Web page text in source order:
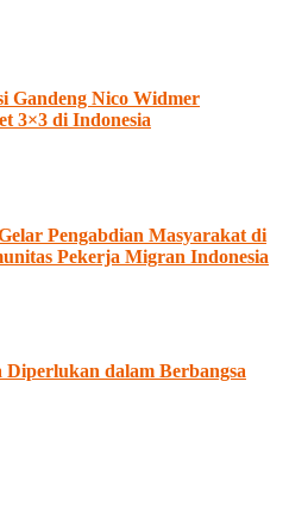
Gandeng Nico Widmer
3×3 di Indonesia
Pengabdian Masyarakat di
Pekerja Migran Indonesia
Diperlukan dalam Berbangsa